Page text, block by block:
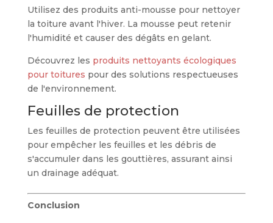
Utilisez des produits anti-mousse pour nettoyer
la toiture avant l'hiver. La mousse peut retenir
l'humidité et causer des dégâts en gelant.
Découvrez les produits nettoyants écologiques
pour toitures pour des solutions respectueuses
de l'environnement.
Feuilles de protection
Les feuilles de protection peuvent être utilisées
pour empêcher les feuilles et les débris de
s'accumuler dans les gouttières, assurant ainsi
un drainage adéquat.
Conclusion